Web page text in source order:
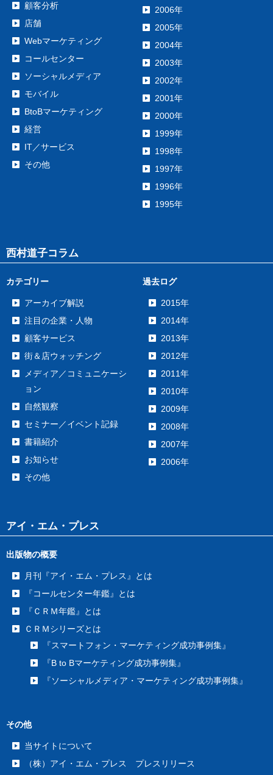
顧客分析
店舗
Webマーケティング
コールセンター
ソーシャルメディア
モバイル
BtoBマーケティング
経営
IT／サービス
その他
2006年
2005年
2004年
2003年
2002年
2001年
2000年
1999年
1998年
1997年
1996年
1995年
西村道子コラム
カテゴリー
アーカイブ解説
注目の企業・人物
顧客サービス
街＆店ウォッチング
メディア／コミュニケーシ
ョン
自然観察
セミナー／イベント記録
書籍紹介
お知らせ
その他
過去ログ
2015年
2014年
2013年
2012年
2011年
2010年
2009年
2008年
2007年
2006年
アイ・エム・プレス
出版物の概要
月刊『アイ・エム・プレス』とは
『コールセンター年鑑』とは
『ＣＲＭ年鑑』とは
ＣＲＭシリーズとは
『スマートフォン・マーケティング成功事例集』
『B to Bマーケティング成功事例集』
『ソーシャルメディア・マーケティング成功事例集』
その他
当サイトについて
（株）アイ・エム・プレス プレスリリース